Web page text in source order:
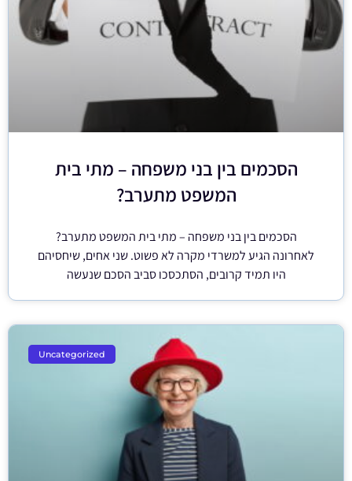
הסכמים בין בני משפחה – מתי בית
המשפט מתערב?
הסכמים בין בני משפחה – מתי בית המשפט מתערב?
לאחרונה הגיע למשרדי מקרה לא פשוט. שני אחים, שיחסיהם
היו תמיד קרובים, הסתכסכו סביב הסכם שנעשה
Uncategorized